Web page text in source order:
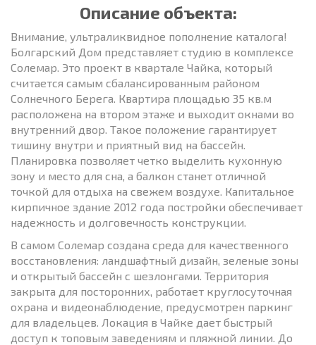
Описание объекта:
Внимание, ультраликвидное пополнение каталога!
Болгарский Дом представляет студию в комплексе
Солемар. Это проект в квартале Чайка, который
считается самым сбалансированным районом
Солнечного Берега. Квартира площадью 35 кв.м
расположена на втором этаже и выходит окнами во
внутренний двор. Такое положение гарантирует
тишину внутри и приятный вид на бассейн.
Планировка позволяет четко выделить кухонную
зону и место для сна, а балкон станет отличной
точкой для отдыха на свежем воздухе. Капитальное
кирпичное здание 2012 года постройки обеспечивает
надежность и долговечность конструкции.
В самом Солемар создана среда для качественного
восстановления: ландшафтный дизайн, зеленые зоны
и открытый бассейн с шезлонгами. Территория
закрыта для посторонних, работает круглосуточная
охрана и видеонаблюдение, предусмотрен паркинг
для владельцев. Локация в Чайке дает быстрый
доступ к топовым заведениям и пляжной линии. До